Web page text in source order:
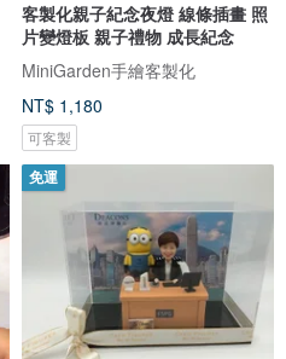
客製化親子紀念夜燈 線條插畫 照
片變燈板 親子禮物 成長紀念
MiniGarden手繪客製化
NT$ 1,180
可客製
免運